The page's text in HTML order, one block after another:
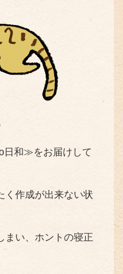
日和≫をお届けして
く作成が出来ない状
まい、ホントの寝正